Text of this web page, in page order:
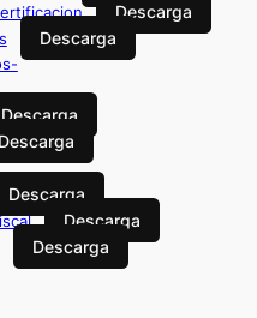
Descarga
Descarga
Descarga
Descarga
Descarga
Descarga
Descarga